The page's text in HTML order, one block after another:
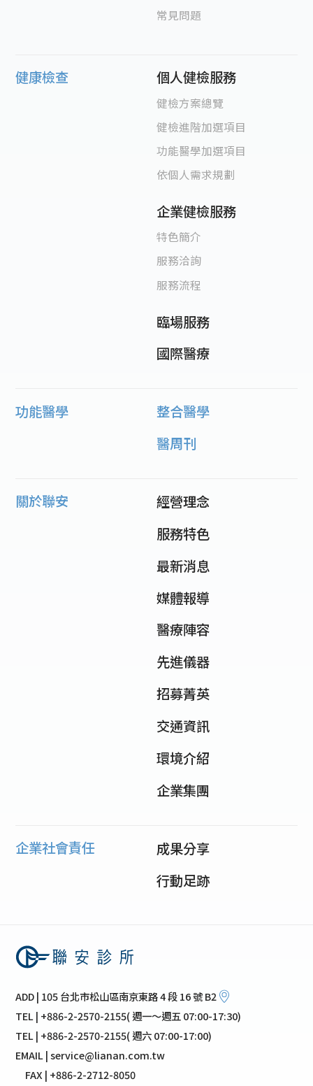
常見問題
健康檢查 個人健檢服務
健檢方案總覽
健檢進階加選項目
功能醫學加選項目
依個人需求規劃
企業健檢服務
特色簡介
服務洽詢
服務流程
臨場服務
國際醫療
功能醫學
整合醫學
醫周刊
關於聯安
經營理念
服務特色
最新消息
媒體報導
醫療陣容
先進儀器
招募菁英
交通資訊
環境介紹
企業集團
企業社會責任
成果分享
行動足跡
ADD | 105 台北市松山區南京東路 4 段 16 號 B2
TEL | +886-2-2570-2155( 週一～週五 07:00-17:30)
TEL | +886-2-2570-2155( 週六 07:00-17:00)
EMAIL | service@lianan.com.tw
FAX | +886-2-2712-8050